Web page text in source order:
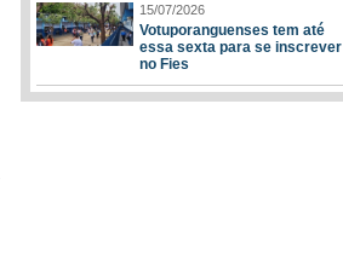
15/07/2026
Votuporanguenses tem até
essa sexta para se inscrever
no Fies